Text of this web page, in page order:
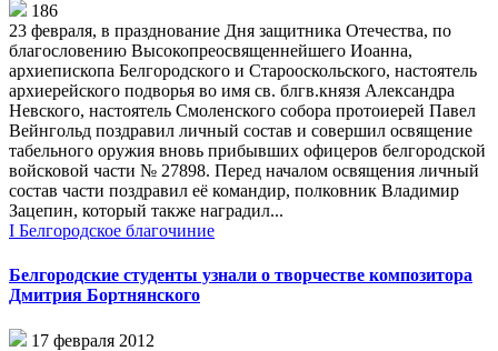
186
23 февраля, в празднование Дня защитника Отечества, по
благословению Высокопреосвященнейшего Иоанна,
архиепископа Белгородского и Старооскольского, настоятель
архиерейского подворья во имя св. блгв.князя Александра
Невского, настоятель Смоленского собора протоиерей Павел
Вейнгольд поздравил личный состав и совершил освящение
табельного оружия вновь прибывших офицеров белгородской
войсковой части № 27898. Перед началом освящения личный
состав части поздравил её командир, полковник Владимир
Зацепин, который также наградил...
I Белгородское благочиние
Белгородские студенты узнали о творчестве композитора
Дмитрия Бортнянского
17 февраля 2012